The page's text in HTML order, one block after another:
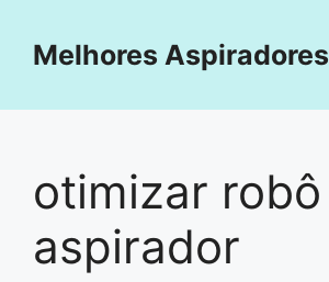
paraMelhores Aspiradores
otimizar robô
aspirador